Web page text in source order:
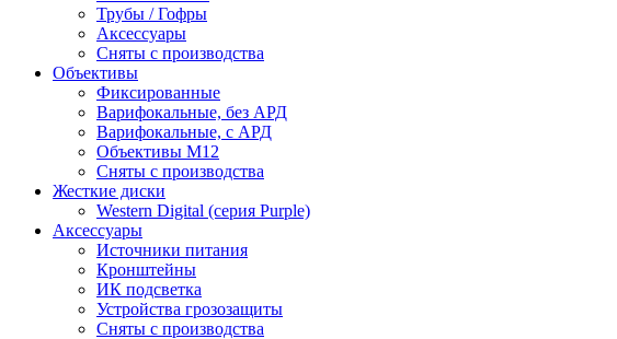
Трубы / Гофры
Аксессуары
Сняты с производства
Объективы
Фиксированные
Варифокальные, без АРД
Варифокальные, с АРД
Объективы M12
Сняты с производства
Жесткие диски
Western Digital (серия Purple)
Аксессуары
Источники питания
Кронштейны
ИК подсветка
Устройства грозозащиты
Сняты с производства